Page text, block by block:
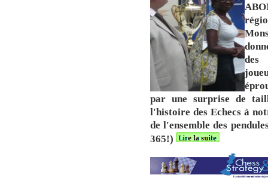
des
par une surprise de
l'histoire des Echecs à
de l'ensemble des
365!)